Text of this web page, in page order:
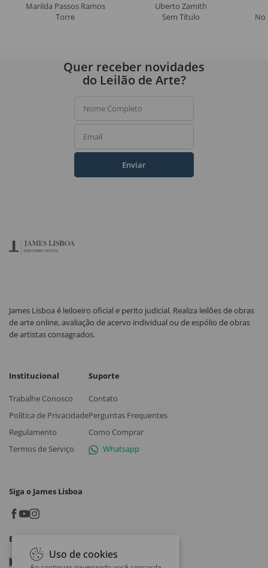
Marilda Passos Ramos
Torre
Uberto Zamith
Sem Título
No
Quer receber novidades
do Leilão de Arte?
Nome Completo
Email
Enviar
James Lisboa é leiloeiro oficial e perito judicial. Realiza leilões de obras
de arte online, avaliação de acervo individual ou de espólio de obras
de artistas consagrados.
Institucional
Trabalhe Conosco
Política de Privacidade
Regulamento
Termos de Serviço
Suporte
Contato
Perguntas Frequentes
Como Comprar
Whatsapp
Siga o James Lisboa
Baixe o App
Google play
Uso de cookies